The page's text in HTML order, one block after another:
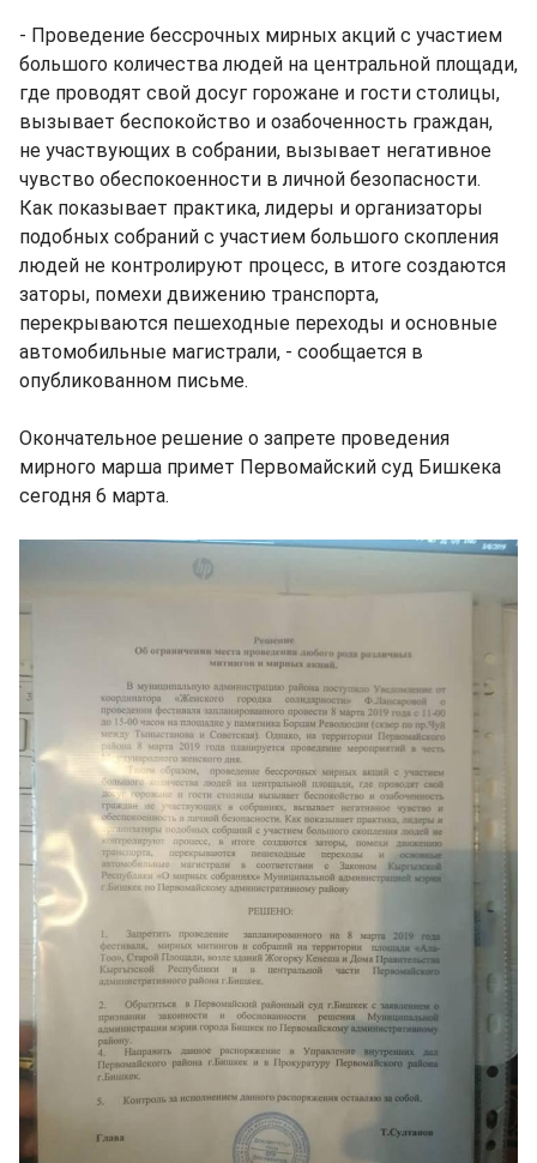
- Проведение бессрочных мирных акций с участием
большого количества людей на центральной площади,
где проводят свой досуг горожане и гости столицы,
вызывает беспокойство и озабоченность граждан,
не участвующих в собрании, вызывает негативное
чувство обеспокоенности в личной безопасности.
Как показывает практика, лидеры и организаторы
подобных собраний с участием большого скопления
людей не контролируют процесс, в итоге создаются
заторы, помехи движению транспорта,
перекрываются пешеходные переходы и основные
автомобильные магистрали, - сообщается в
опубликованном письме.
Окончательное решение о запрете проведения
мирного марша примет Первомайский суд Бишкека
сегодня 6 марта.